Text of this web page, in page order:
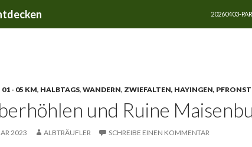
20260403-
01 - 05 KM, HALBTAGS, WANDERN, ZWIEFALTEN, HAYINGEN,
und Ruine
2023 ALBTRÄUFLER SCHREIBE EINEN KOMMENTAR